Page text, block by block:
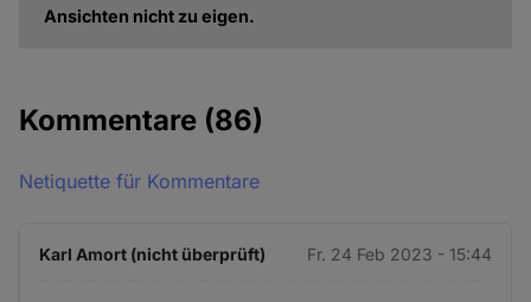
Ansichten nicht zu eigen.
Kommentare (86)
Netiquette für Kommentare
Karl Amort (nicht überprüft) Fr. 24 Feb 2023 - 15:44